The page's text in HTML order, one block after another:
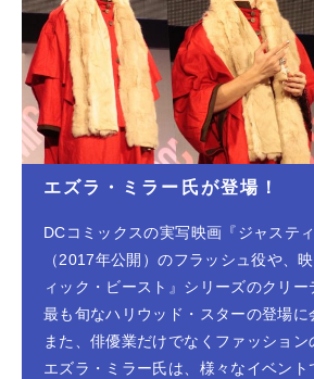
エズラ・ミラー氏が登場！
DCコミックスの実写映画『ジャスティ
（2017年公開）のフラッシュ役や、
ィック・ビースト』シリーズのクリー
最も旬なハリウッド・スターの登場に
また、俳優業だけでなくファッション
エズラ・ミラー氏は、様々なイベント